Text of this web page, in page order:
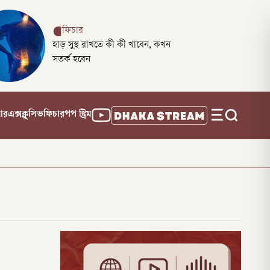
ফিচার
হাড় সুস্থ রাখতে কী কী খাবেন, কখন
সতর্ক হবেন
এক্সক্লুসিভফিচারপপ স্ট্রিম